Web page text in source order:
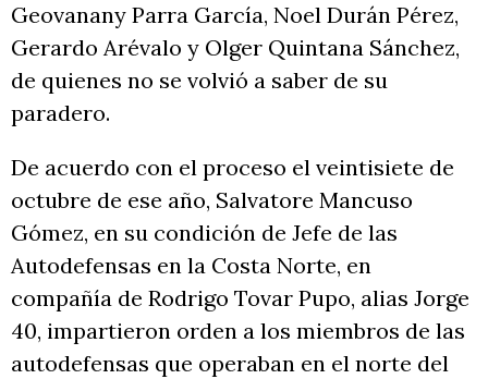
Geovanany Parra García, Noel Durán Pérez,
Gerardo Arévalo y Olger Quintana Sánchez,
de quienes no se volvió a saber de su
paradero.
De acuerdo con el proceso el veintisiete de
octubre de ese año, Salvatore Mancuso
Gómez, en su condición de Jefe de las
Autodefensas en la Costa Norte, en
compañía de Rodrigo Tovar Pupo, alias Jorge
40, impartieron orden a los miembros de las
autodefensas que operaban en el norte del